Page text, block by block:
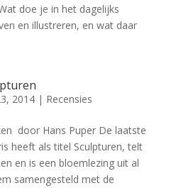
doe je in het dagelijks
en illustreren, en wat daar
2014| Recensies
door Hans Puper De laatste
heeft als titel Sculpturen, telt
en is een bloemlezing uit al
samengesteld met de